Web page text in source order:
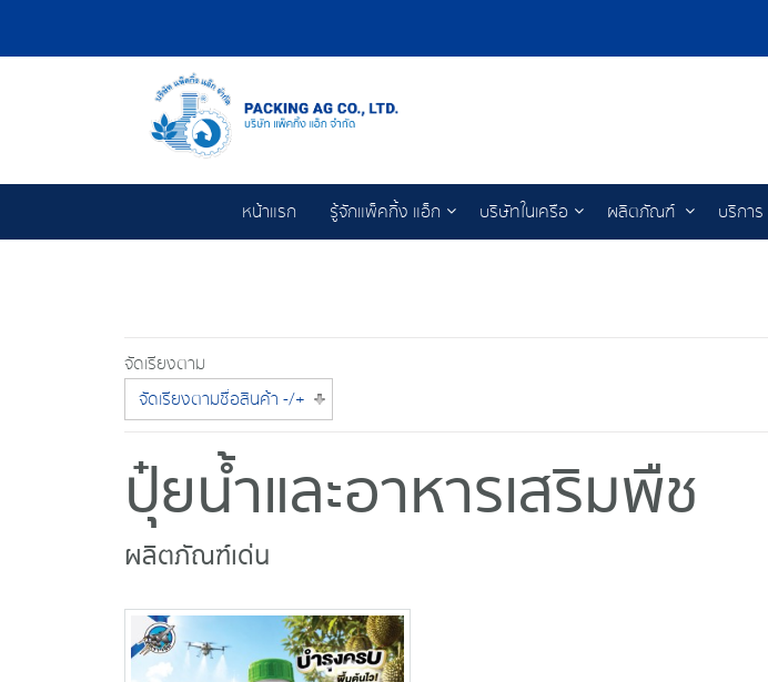
หน้าแรก รู้จักแพ็คกิ้ง แอ็ก บริษัทในเครือ ผลิตภัณฑ์ บริการ
จัดเรียงตาม
จัดเรียงตามชื่อสินค้า -/+
ปุ๋ยน้ำและอาหารเสริมพืช
ผลิตภัณฑ์เด่น